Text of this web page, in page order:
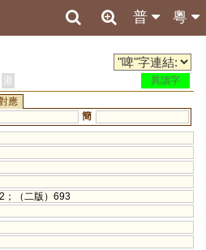
粵
普
港
異讀字
應
簡
；（二版）693